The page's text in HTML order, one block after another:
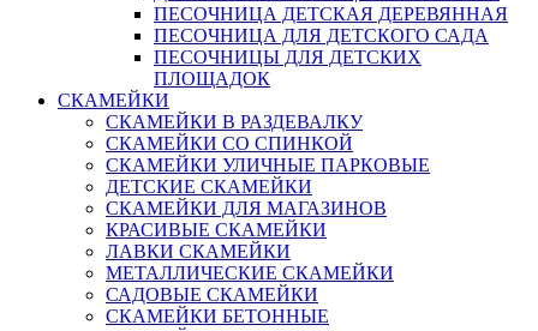
ПЕСОЧНИЦА ДЕТСКАЯ ДЕРЕВЯННАЯ
ПЕСОЧНИЦА ДЛЯ ДЕТСКОГО САДА
ПЕСОЧНИЦЫ ДЛЯ ДЕТСКИХ
ПЛОЩАДОК
СКАМЕЙКИ
СКАМЕЙКИ В РАЗДЕВАЛКУ
СКАМЕЙКИ СО СПИНКОЙ
СКАМЕЙКИ УЛИЧНЫЕ ПАРКОВЫЕ
ДЕТСКИЕ СКАМЕЙКИ
СКАМЕЙКИ ДЛЯ МАГАЗИНОВ
КРАСИВЫЕ СКАМЕЙКИ
ЛАВКИ СКАМЕЙКИ
МЕТАЛЛИЧЕСКИЕ СКАМЕЙКИ
САДОВЫЕ СКАМЕЙКИ
СКАМЕЙКИ БЕТОННЫЕ